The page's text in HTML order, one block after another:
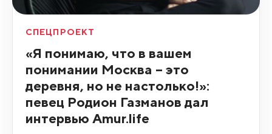
СПЕЦПРОЕКТ
«Я понимаю, что в вашем
понимании Москва – это
деревня, но не настолько!»:
певец Родион Газманов дал
интервью Amur.life